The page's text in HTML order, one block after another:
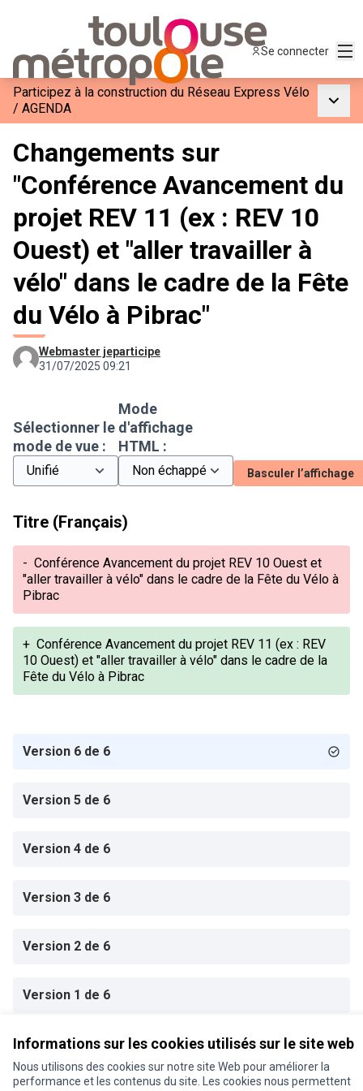
Informations sur les cookies utilisés sur le site web
Nous utilisons des cookies sur notre site Web pour améliorer la
performance et les contenus du site. Les cookies nous permettent
Se connecter
Participez à la construction du Réseau Express Vélo
/ AGENDA
Changements sur
"Conférence Avancement du
projet REV 11 (ex : REV 10
Ouest) et "aller travailler à
vélo" dans le cadre de la Fête
du Vélo à Pibrac"
Webmaster jeparticipe
31/07/2025 09:21
Sélectionner le
mode de vue :
Mode
d'affichage
HTML :
Basculer l’affichage
Titre (Français)
- Conférence Avancement du projet REV 10 Ouest et
"aller travailler à vélo" dans le cadre de la Fête du Vélo à
Pibrac
+ Conférence Avancement du projet REV 11 (ex : REV
10 Ouest) et "aller travailler à vélo" dans le cadre de la
Fête du Vélo à Pibrac
Version 6 de 6
Version 5 de 6
Version 4 de 6
Version 3 de 6
Version 2 de 6
Version 1 de 6
Paramètres des cookies
Je participe ! sur X
Je participe ! sur Facebook
Je participe ! sur Instagram